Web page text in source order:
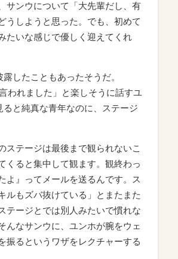
サンウについて「大先輩だし、有
うしようと思った。でも、初めて
たいな感じで優しく迎えてくれ
したこともあったそうだ。
われました」と楽しそうに話すユ
と純真な青年なのに、ステージ
ステージは最後まで観られないこ
くると集中して観ます。観終わっ
よ』ってメールを送るんです。ス
ルもズバ抜けている」とまたまた
テージとでは別人みたいで慣れな
んなサンウに、ユンホが腕をウェ
振るというワザをレクチャーする